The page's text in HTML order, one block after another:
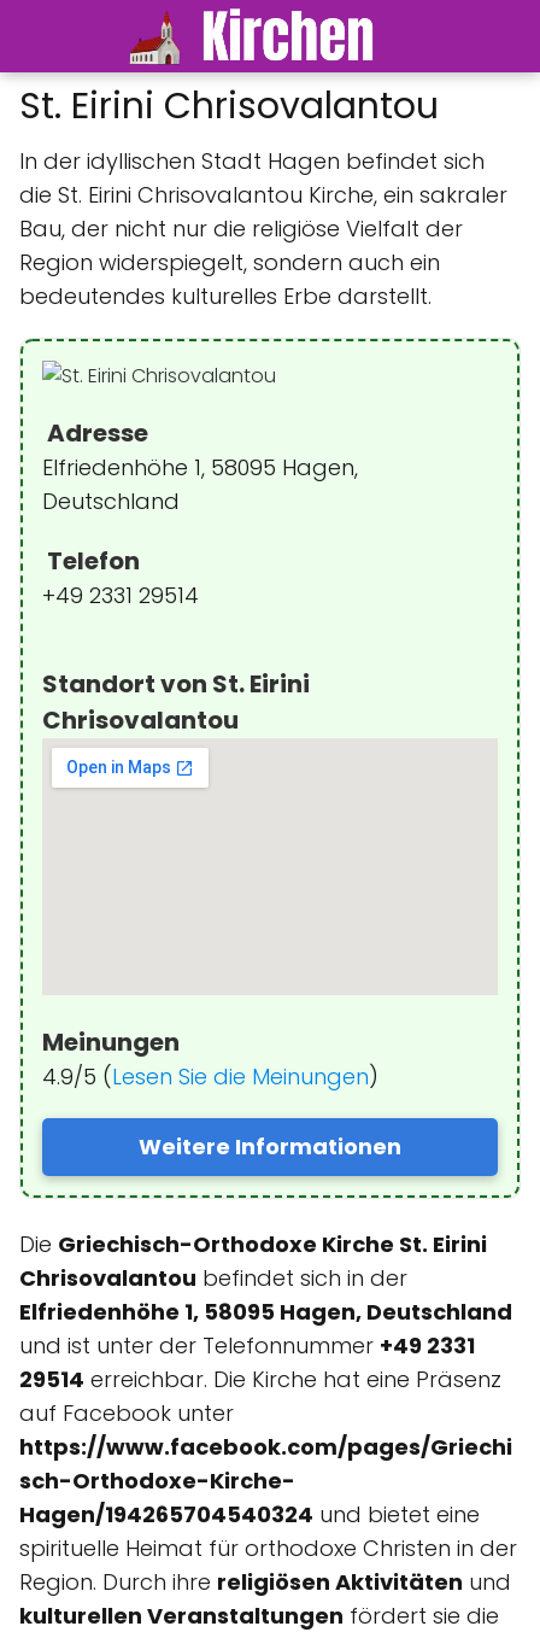
St. Eirini Chrisovalantou
In der idyllischen Stadt Hagen befindet sich
die St. Eirini Chrisovalantou Kirche, ein sakraler
Bau, der nicht nur die religiöse Vielfalt der
Region widerspiegelt, sondern auch ein
bedeutendes kulturelles Erbe darstellt.
Adresse
Elfriedenhöhe 1, 58095 Hagen,
Deutschland
Telefon
+49 2331 29514
Standort von St. Eirini
Chrisovalantou
Meinungen
4.9/5 (Lesen Sie die Meinungen)
Weitere Informationen
Die Griechisch-Orthodoxe Kirche St. Eirini
Chrisovalantou befindet sich in der
Elfriedenhöhe 1, 58095 Hagen, Deutschland
und ist unter der Telefonnummer +49 2331
29514 erreichbar. Die Kirche hat eine Präsenz
auf Facebook unter
https://www.facebook.com/pages/Griechi
sch-Orthodoxe-Kirche-
Hagen/194265704540324 und bietet eine
spirituelle Heimat für orthodoxe Christen in der
Region. Durch ihre religiösen Aktivitäten und
kulturellen Veranstaltungen fördert sie die